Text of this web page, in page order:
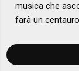
musica che
farà un